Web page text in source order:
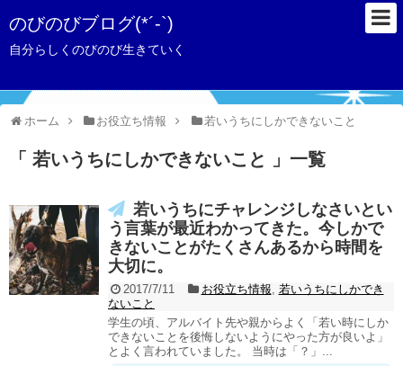
のびのびブログ(*´-`)
自分らしくのびのび生きていく
ホーム お役立ち情報 若いうちにしかできないこと
「 若いうちにしかできないこと 」一覧
若いうちにチャレンジしなさいとい
う言葉が最近わかってきた。今しかで
きないことがたくさんあるから時間を
大切に。
2017/7/11 お役立ち情報, 若いうちにしかでき
ないこと
学生の頃、アルバイト先や親からよく「若い時にしか
できないことを後悔しないようにやった方が良いよ」
とよく言われていました。 当時は「？」...